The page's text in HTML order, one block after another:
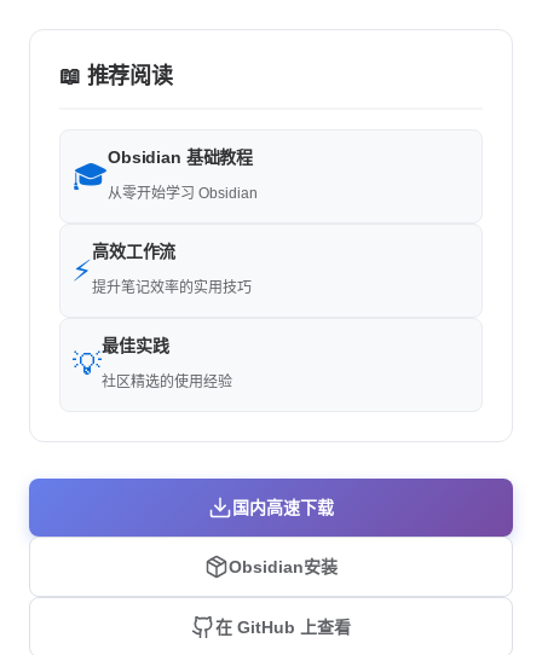
📖 推荐阅读
🎓
Obsidian 基础教程
从零开始学习 Obsidian
⚡
高效工作流
提升笔记效率的实用技巧
💡
最佳实践
社区精选的使用经验
国内高速下载
Obsidian安装
在 GitHub 上查看